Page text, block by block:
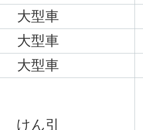
大型車
大型車
大型車
けん引